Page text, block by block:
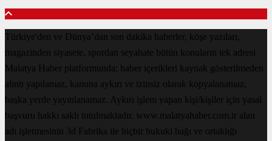
Türkiye'den ve Dünya’dan son dakika haberler, köşe yazıları,
magazinden siyasete, spordan seyahate bütün konuların tek adresi
Malatya Haber platformunda; haber içerikleri kaynak gösterilmeden
alıntı yapılamaz, kanuna aykırı ve izinsiz olarak kopyalanamaz,
başka yerde yayınlanamaz. Aykırı işlem yapan kişi/kişiler için yasal
başvuru hakkı saklı tutulmaktadır. www.malatyahaber.com.tr alan
adı işletmesinin 3d Fabrika ile hiçbir hukuki bağı ve ortaklığı